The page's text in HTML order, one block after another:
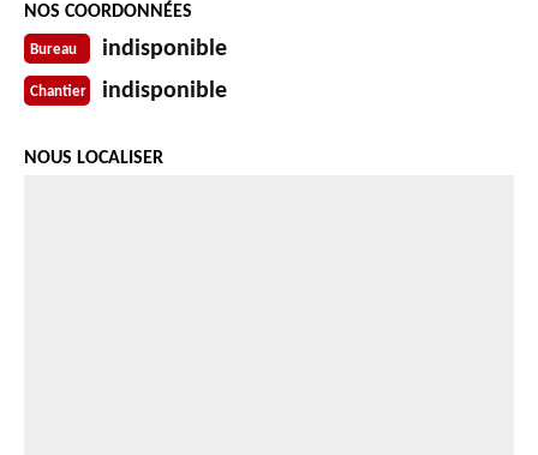
NOS COORDONNÉES
Bureau indisponible
Chantier indisponible
NOUS LOCALISER